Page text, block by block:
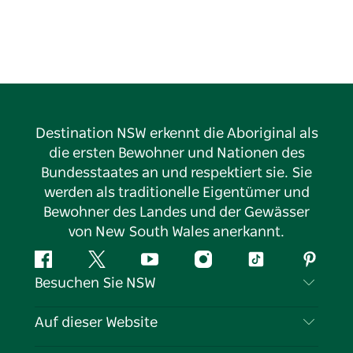
Destination NSW erkennt die Aboriginal als
die ersten Bewohner und Nationen des
Bundesstaates an und respektiert sie. Sie
werden als traditionelle Eigentümer und
Bewohner des Landes und der Gewässer
von New South Wales anerkannt.
FacebookTwitter YouTubeInstagramTikTok
Besuchen Sie NSW
Kontaktieren Sie uns
Auf dieser Website